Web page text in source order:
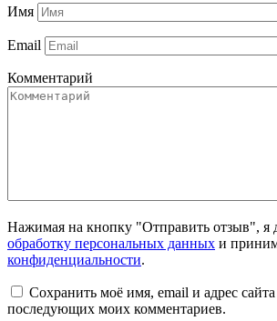
Имя
Email
Комментарий
Нажимая на кнопку "Отправить отзыв", я
обработку персональных данных и
конфиденциальности.
Сохранить моё имя, email и адрес сайта
последующих моих комментариев.